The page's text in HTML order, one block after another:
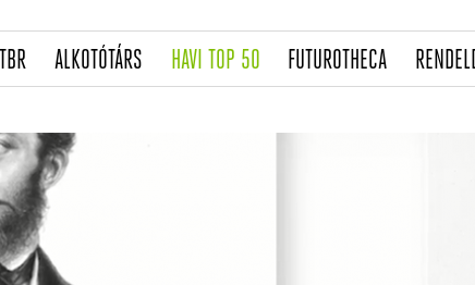
TBR(CURRENT)
ALKOTÓTÁRS(CURRENT)
HAVI TOP 50(CURRENT)
FUTUROTHECA(CURRENT)